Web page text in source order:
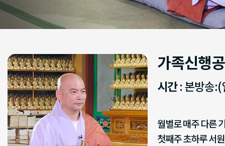
가족신행
시간: 본방송
월별로 매주 다른
첫째주 초하루 서